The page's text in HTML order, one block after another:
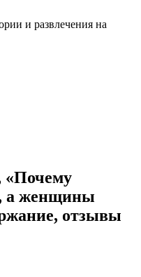
и развлечения на
«Почему
а женщины
отзывы